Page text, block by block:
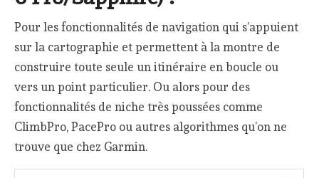
Pour les fonctionnalités de navigation qui s’appuient
sur la cartographie et permettent à la montre de
construire toute seule un itinéraire en boucle ou
vers un point particulier. Ou alors pour des
fonctionnalités de niche très poussées comme
ClimbPro, PacePro ou autres algorithmes qu’on ne
trouve que chez Garmin.